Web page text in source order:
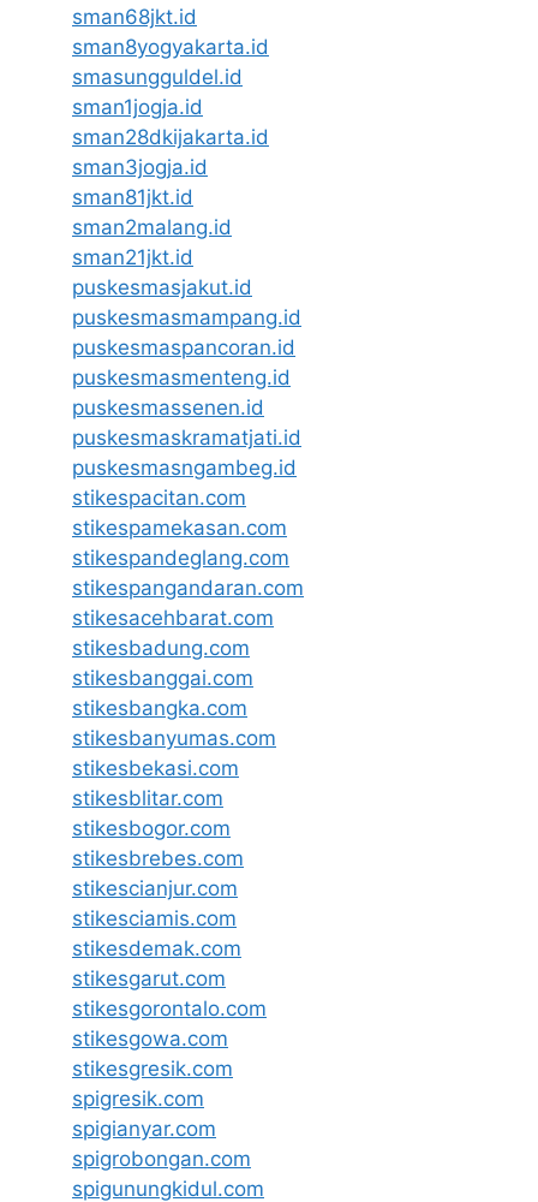
sman68jkt.id
sman8yogyakarta.id
smasungguldel.id
sman1jogja.id
sman28dkijakarta.id
sman3jogja.id
sman81jkt.id
sman2malang.id
sman21jkt.id
puskesmasjakut.id
puskesmasmampang.id
puskesmaspancoran.id
puskesmasmenteng.id
puskesmassenen.id
puskesmaskramatjati.id
puskesmasngambeg.id
stikespacitan.com
stikespamekasan.com
stikespandeglang.com
stikespangandaran.com
stikesacehbarat.com
stikesbadung.com
stikesbanggai.com
stikesbangka.com
stikesbanyumas.com
stikesbekasi.com
stikesblitar.com
stikesbogor.com
stikesbrebes.com
stikescianjur.com
stikesciamis.com
stikesdemak.com
stikesgarut.com
stikesgorontalo.com
stikesgowa.com
stikesgresik.com
spigresik.com
spigianyar.com
spigrobongan.com
spigunungkidul.com